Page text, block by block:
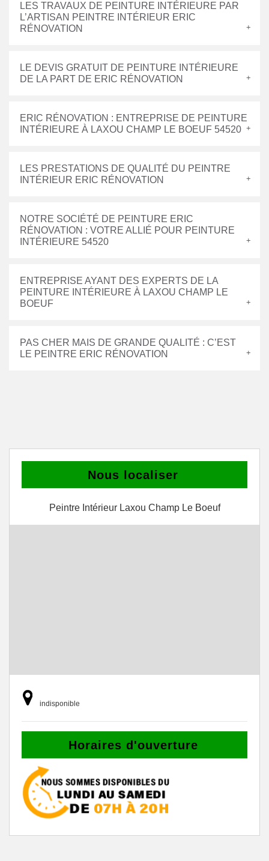
LES TRAVAUX DE PEINTURE INTÉRIEURE PAR
L’ARTISAN PEINTRE INTÉRIEUR ERIC
RÉNOVATION
LE DEVIS GRATUIT DE PEINTURE INTÉRIEURE
DE LA PART DE ERIC RÉNOVATION
ERIC RÉNOVATION : ENTREPRISE DE PEINTURE
INTÉRIEURE À LAXOU CHAMP LE BOEUF 54520
LES PRESTATIONS DE QUALITÉ DU PEINTRE
INTÉRIEUR ERIC RÉNOVATION
NOTRE SOCIÉTÉ DE PEINTURE ERIC
RÉNOVATION : VOTRE ALLIÉ POUR PEINTURE
INTÉRIEURE 54520
ENTREPRISE AYANT DES EXPERTS DE LA
PEINTURE INTÉRIEURE À LAXOU CHAMP LE
BOEUF
PAS CHER MAIS DE GRANDE QUALITÉ : C’EST
LE PEINTRE ERIC RÉNOVATION
Nous localiser
Peintre Intérieur Laxou Champ Le Boeuf
indisponible
Horaires d'ouverture